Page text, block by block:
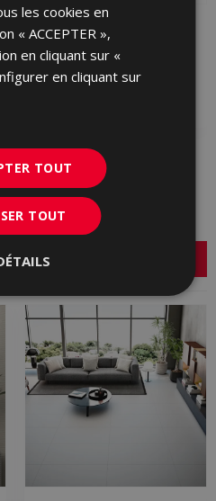
PETRALAVA GRIS 30,5 X
60,5
HCZ710 | 30.5x60.5
les cookies en
« ACCEPTER »,
en cliquant sur «
en cliquant sur
TOUT
TOUT